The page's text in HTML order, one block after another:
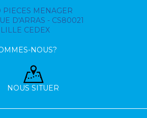
PIECES MENAGER
D'ARRAS - CS80021
CEDEX
NOUS?
NOUS SITUER